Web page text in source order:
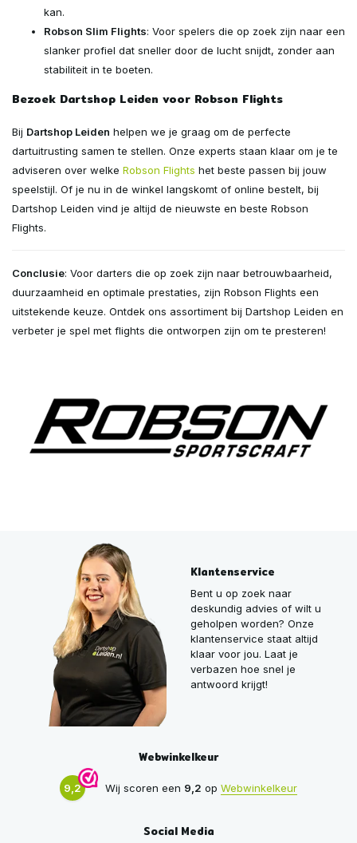
kan.
Robson Slim Flights: Voor spelers die op zoek zijn naar een
slanker profiel dat sneller door de lucht snijdt, zonder aan
stabiliteit in te boeten.
Bezoek Dartshop Leiden voor Robson Flights
Bij Dartshop Leiden helpen we je graag om de perfecte
dartuitrusting samen te stellen. Onze experts staan klaar om je te
adviseren over welke Robson Flights het beste passen bij jouw
speelstijl. Of je nu in de winkel langskomt of online bestelt, bij
Dartshop Leiden vind je altijd de nieuwste en beste Robson
Flights.
Conclusie: Voor darters die op zoek zijn naar betrouwbaarheid,
duurzaamheid en optimale prestaties, zijn Robson Flights een
uitstekende keuze. Ontdek ons assortiment bij Dartshop Leiden en
verbeter je spel met flights die ontworpen zijn om te presteren!
Klantenservice
Bent u op zoek naar
deskundig advies of wilt u
geholpen worden? Onze
klantenservice staat altijd
klaar voor jou. Laat je
verbazen hoe snel je
antwoord krijgt!
Webwinkelkeur
9,2 Wij scoren een 9,2 op Webwinkelkeur
Social Media